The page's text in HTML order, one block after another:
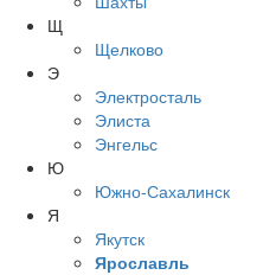
Щ
Щелково
Э
Электросталь
Элиста
Энгельс
Ю
Южно-Сахалинск
Я
Якутск
Ярославль